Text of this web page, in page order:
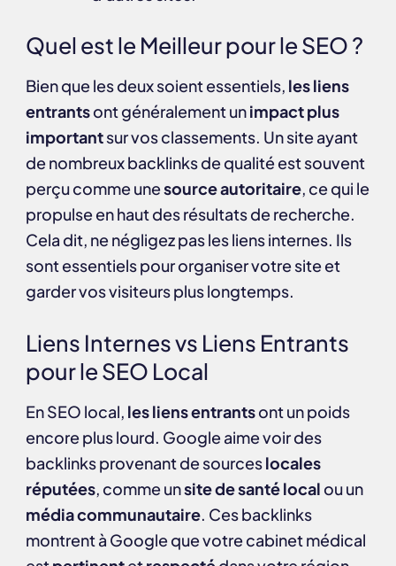
Quel est le Meilleur pour le SEO ?
Bien que les deux soient essentiels, les liens
entrantsont généralement unimpact plus
importantsur vos classements. Un site ayant
de nombreux backlinks de qualité est souvent
perçu comme unesource autoritaire, ce qui le
propulse en haut des résultats de recherche.
Cela dit, ne négligez pas les liens internes. Ils
sont essentiels pour organiser votre site et
garder vos visiteurs plus longtemps.
Liens Internes vs Liens Entrants
pour le SEO Local
En SEO local, les liens entrantsont un poids
encore plus lourd. Google aime voir des
backlinks provenant de sourceslocales
réputées, comme unsite de santé local ou un
média communautaire. Ces backlinks
montrent à Google que votre cabinet médical